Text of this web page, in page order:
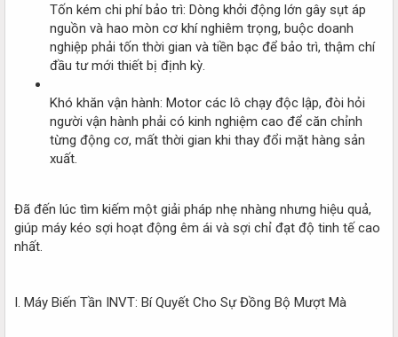
Tốn kém chi phí bảo trì: Dòng khởi động lớn gây sụt áp
nguồn và hao mòn cơ khí nghiêm trọng, buộc doanh
nghiệp phải tốn thời gian và tiền bạc để bảo trì, thậm chí
đầu tư mới thiết bị định kỳ.
Khó khăn vận hành: Motor các lô chạy độc lập, đòi hỏi
người vận hành phải có kinh nghiệm cao để căn chỉnh
từng động cơ, mất thời gian khi thay đổi mặt hàng sản
xuất.
Đã đến lúc tìm kiếm một giải pháp nhẹ nhàng nhưng hiệu quả,
giúp máy kéo sợi hoạt động êm ái và sợi chỉ đạt độ tinh tế cao
nhất.
I. Máy Biến Tần INVT: Bí Quyết Cho Sự Đồng Bộ Mượt Mà